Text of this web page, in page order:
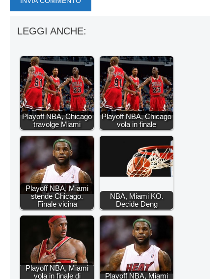
LEGGI ANCHE:
Playoff NBA, Chicago
travolge Miami
Playoff NBA, Chicago
vola in finale
Playoff NBA, Miami
stende Chicago.
Finale vicina
NBA, Miami KO.
Decide Deng
Playoff NBA, Miami
vola in finale di
Playoff NBA, Miami